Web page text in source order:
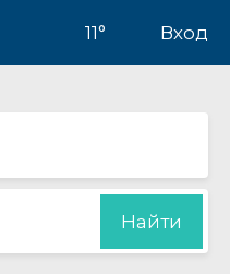
11° Вход
Найти